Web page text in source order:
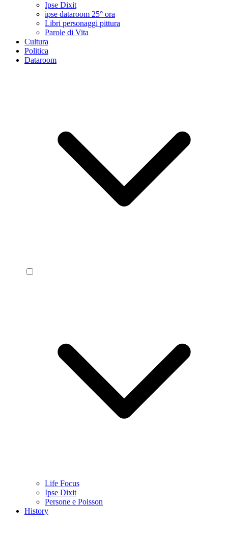
Ipse Dixit
ipse dataroom 25° ora
Libri personaggi pittura
Parole di Vita
Cultura
Politica
Dataroom
Life Focus
Ipse Dixit
Persone e Poisson
History